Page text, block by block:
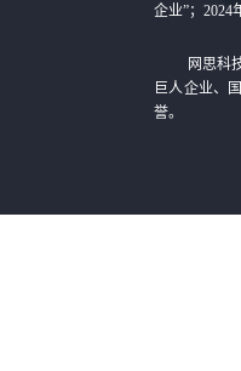
企业”；2024
网思科
巨人企业、
誉。